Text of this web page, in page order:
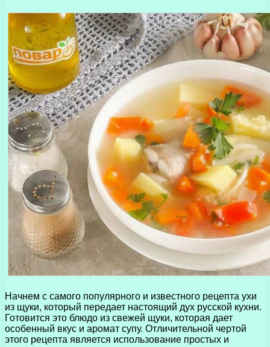
Начнем с самого популярного и известного рецепта ухи
из щуки, который передает настоящий дух русской кухни.
Готовится это блюдо из свежей щуки, которая дает
особенный вкус и аромат супу. Отличительной чертой
этого рецепта является использование простых и